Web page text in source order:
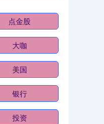
点金股
大咖
美国
银行
投资